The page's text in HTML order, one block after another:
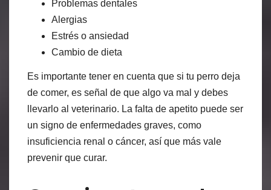
Problemas dentales
Alergias
Estrés o ansiedad
Cambio de dieta
Es importante tener en cuenta que si tu perro deja
de comer, es señal de que algo va mal y debes
llevarlo al veterinario. La falta de apetito puede ser
un signo de enfermedades graves, como
insuficiencia renal o cáncer, así que más vale
prevenir que curar.